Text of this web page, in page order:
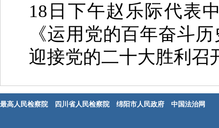
18日下午赵乐际代表
《运用党的百年奋斗
迎接党的二十大胜利召
最高人民检察院 四川省人民检察院 绵阳市人民政府 中国法治网